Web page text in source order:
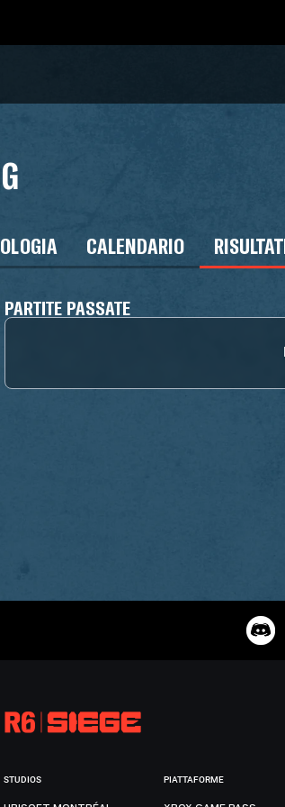
CALENDARIO
PARTITE PASSATE
STUDIOS PIATTAFORME